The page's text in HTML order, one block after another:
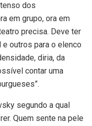
dos
em grupo, ora em
precisa. Deve ter
outros para o elenco
diria, da
contar uma
segundo a qual
Quem sente na pele